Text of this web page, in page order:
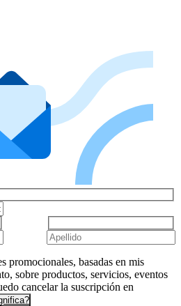
promocionales, basadas en mis
sobre productos, servicios, eventos
cancelar la suscripción en